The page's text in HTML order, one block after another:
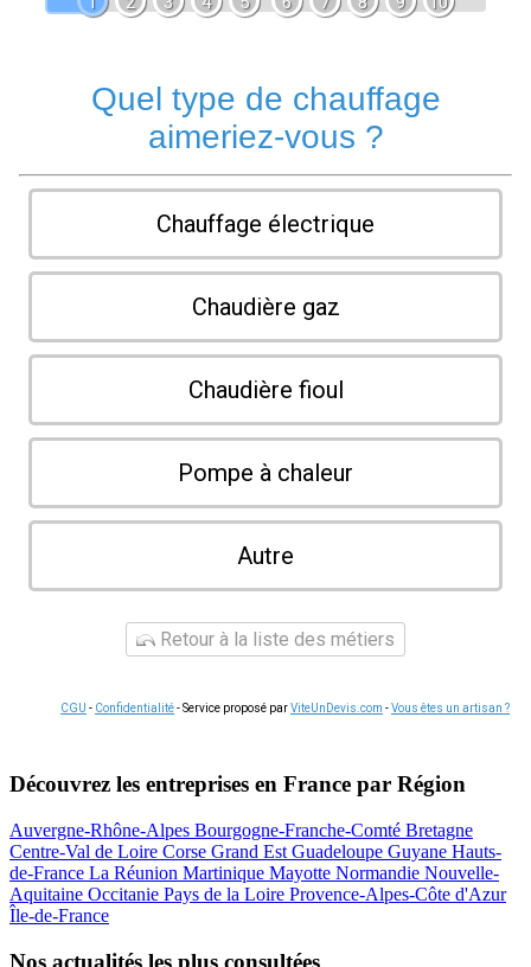
Quel type de chauffage
aimeriez-vous ?
Chauffage électrique
Chaudière gaz
Chaudière fioul
Pompe à chaleur
Autre
Retour à la liste des métiers
CGU - Confidentialité- Service proposé parViteUnDevis.com -Vous êtes un artisan ?
Découvrez les entreprises en France par Région
Auvergne-Rhône-Alpes Bourgogne-Franche-Comté Bretagne
Centre-Val de Loire Corse Grand Est Guadeloupe Guyane Hauts-
de-France La Réunion Martinique Mayotte Normandie Nouvelle-
Aquitaine Occitanie Pays de la Loire Provence-Alpes-Côte d'Azur
Île-de-France
Nos actualités les plus consultées